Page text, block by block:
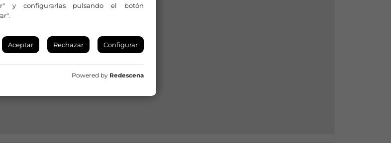
y configurarlas pulsando el botón
Aceptar Rechazar Configurar
Powered by Redescena